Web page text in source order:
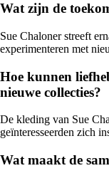
Wat zijn de
Sue Chaloner streeft
experimenteren met
Hoe kunnen
nieuwe collecties?
De kleding van Sue
geïnteresseerden zich
Wat maakt de